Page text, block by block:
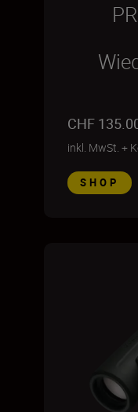
CHF
inkl. MwSt. +
SHOP